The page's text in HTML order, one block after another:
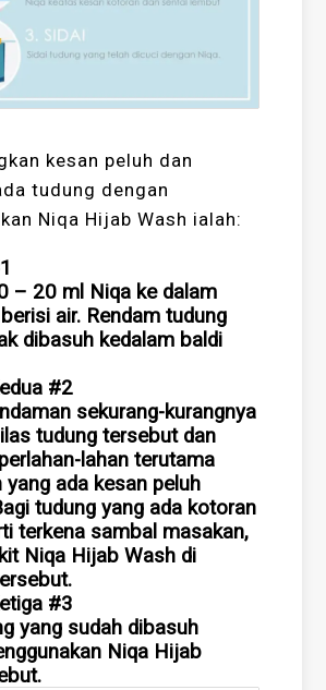
kesan peluh dan
tudung dengan
Niqa Hijab Wash ialah:
– 20 ml Niqa ke dalam
air. Rendam tudung
dibasuh kedalam baldi
#2
sekurang-kurangnya
tudung tersebut dan
lahan terutama
yang ada kesan peluh
tudung yang ada kotoran
terkena sambal masakan,
Niqa Hijab Wash di
#3
yang sudah dibasuh
Niqa Hijab